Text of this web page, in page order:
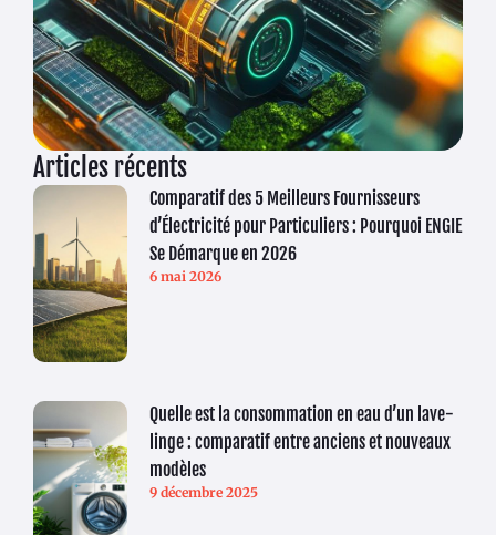
Articles récents
Comparatif des 5 Meilleurs Fournisseurs
d’Électricité pour Particuliers : Pourquoi ENGIE
Se Démarque en 2026
6 mai 2026
Quelle est la consommation en eau d’un lave-
linge : comparatif entre anciens et nouveaux
modèles
9 décembre 2025